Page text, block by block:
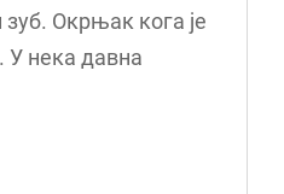
Окрњак кога је
У нека давна